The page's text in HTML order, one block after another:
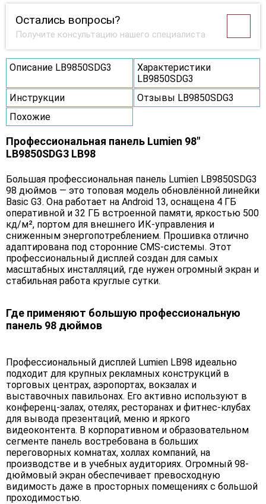
Остались вопросы?
Получите консультацию нашего специалиста
Описание LB9850SDG3
Характеристики
LB9850SDG3
Инструкции
Отзывы LB9850SDG3
Похожие
Профессиональная панель Lumien 98"
LB9850SDG3 LB98
Большая профессиональная панель Lumien LB9850SDG3
98 дюймов — это топовая модель обновлённой линейки
Basic G3. Она работает на Android 13, оснащена 4 ГБ
оперативной и 32 ГБ встроенной памяти, яркостью 500
кд/м², портом для внешнего ИК-управления и
сниженным энергопотреблением. Прошивка отлично
адаптирована под сторонние CMS-системы. Этот
профессиональный дисплей создан для самых
масштабных инсталляций, где нужен огромный экран и
стабильная работа круглые сутки.
Где применяют большую профессиональную
панель 98 дюймов
Профессиональный дисплей Lumien LB98 идеально
подходит для крупных рекламных конструкций в
торговых центрах, аэропортах, вокзалах и
выставочных павильонах. Его активно используют в
конференц-залах, отелях, ресторанах и фитнес-клубах
для вывода презентаций, меню и яркого
видеоконтента. В корпоративном и образовательном
сегменте панель востребована в больших
переговорных комнатах, холлах компаний, на
производстве и в учебных аудиториях. Огромный 98-
дюймовый экран обеспечивает превосходную
видимость даже в просторных помещениях с большой
проходимостью.